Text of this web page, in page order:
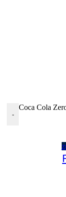
-
Coca Cola